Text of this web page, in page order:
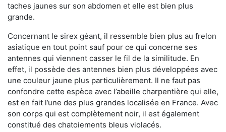
taches jaunes sur son abdomen et elle est bien plus
grande.
Concernant le sirex géant, il ressemble bien plus au frelon
asiatique en tout point sauf pour ce qui concerne ses
antennes qui viennent casser le fil de la similitude. En
effet, il possède des antennes bien plus développées avec
une couleur jaune plus particulièrement. Il ne faut pas
confondre cette espèce avec l’abeille charpentière qui elle,
est en fait l’une des plus grandes localisée en France. Avec
son corps qui est complètement noir, il est également
constitué des chatoiements bleus violacés.